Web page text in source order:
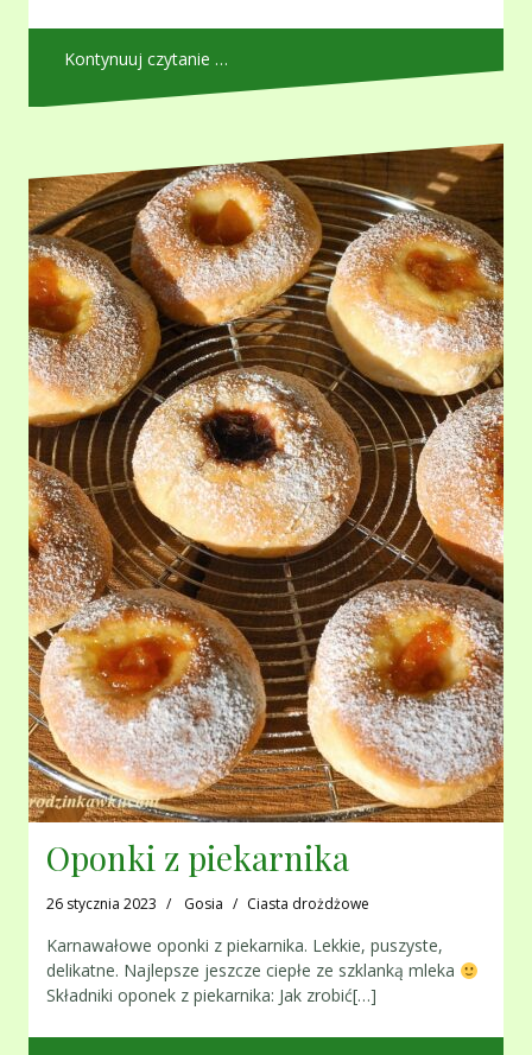
Kontynuuj czytanie …
Oponki z piekarnika
26 stycznia 2023 Gosia Ciasta drożdżowe
Karnawałowe oponki z piekarnika. Lekkie, puszyste,
delikatne. Najlepsze jeszcze ciepłe ze szklanką mleka
Składniki oponek z piekarnika: Jak zrobić[…]